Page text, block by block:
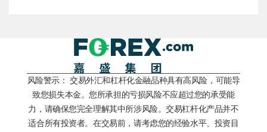
风险警示： 交易外汇和杠杆化金融品种具有高风险，可能导
致您损失本金。您所承担的亏损风险不应超过您的承受能
力，请确保您完全理解其中所涉风险。交易杠杆化产品并不
适合所有投资者。在交易前，请考虑您的经验水平、投资目